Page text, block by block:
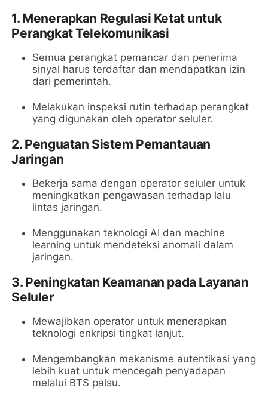
1. Menerapkan Regulasi Ketat untuk
Perangkat Telekomunikasi
Semua perangkat pemancar dan penerima
sinyal harus terdaftar dan mendapatkan izin
dari pemerintah.
Melakukan inspeksi rutin terhadap perangkat
yang digunakan oleh operator seluler.
2. Penguatan Sistem Pemantauan
Jaringan
Bekerja sama dengan operator seluler untuk
meningkatkan pengawasan terhadap lalu
lintas jaringan.
Menggunakan teknologi AI dan machine
learning untuk mendeteksi anomali dalam
jaringan.
3. Peningkatan Keamanan pada Layanan
Seluler
Mewajibkan operator untuk menerapkan
teknologi enkripsi tingkat lanjut.
Mengembangkan mekanisme autentikasi yang
lebih kuat untuk mencegah penyadapan
melalui BTS palsu.